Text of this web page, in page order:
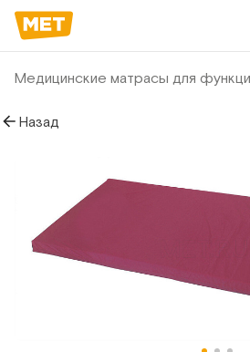
Медицинские матрасы для
Назад